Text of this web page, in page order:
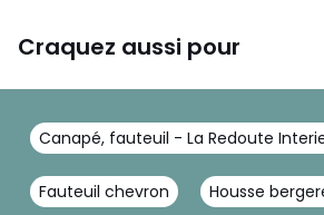
Craquez aussi pour
Canapé, fauteuil - La Redoute
Fauteuil chevron Housse